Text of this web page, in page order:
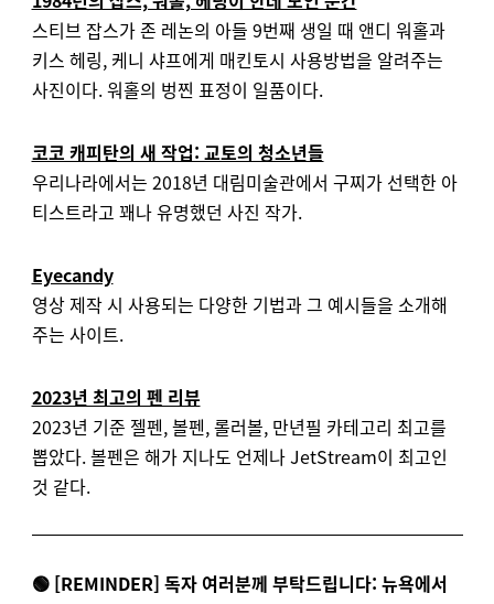
스티브 잡스가 존 레논의 아들 9번째 생일 때 앤디 워홀과
키스 헤링, 케니 샤프에게 매킨토시 사용방법을 알려주는
사진이다. 워홀의 벙찐 표정이 일품이다.
코코 캐피탄의 새 작업: 교토의 청소년들
우리나라에서는 2018년 대림미술관에서 구찌가 선택한 아
티스트라고 꽤나 유명했던 사진 작가.
Eyecandy
영상 제작 시 사용되는 다양한 기법과 그 예시들을 소개해
주는 사이트.
2023년 최고의 펜 리뷰
2023년 기준 젤펜, 볼펜, 롤러볼, 만년필 카테고리 최고를
뽑았다. 볼펜은 해가 지나도 언제나 JetStream이 최고인
것 같다.
🟢 [REMINDER] 독자 여러분께 부탁드립니다: 뉴욕에서